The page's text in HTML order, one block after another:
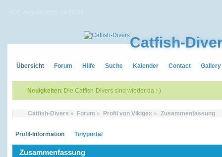
Catfish-
Übersicht Forum Hilfe Suche Kalender Contact Gallery
Neuigkeiten: Die Catfish-Divers sind wieder da :-)
Catfish-Divers » Forum » Profil von Vikigex » Zusammenfassung
Profil-Information Tinyportal
Zusammenfassung